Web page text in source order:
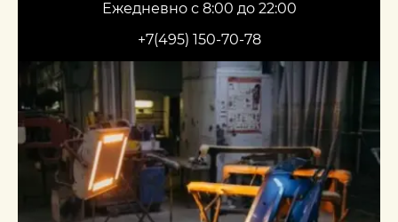
Ежедневно с 8:00 до 22:00
+7(495) 150-70-78